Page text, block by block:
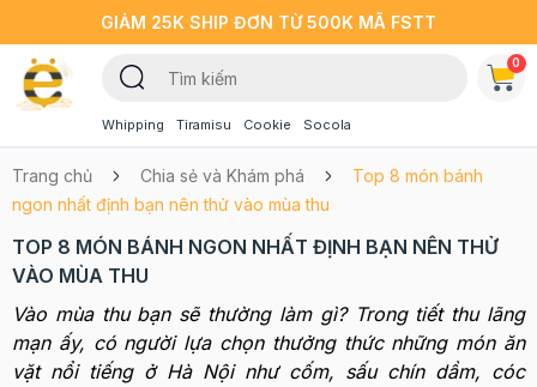
GIẢM 25K SHIP ĐƠN TỪ 500K MÃ FSTT
Whipping Tiramisu Cookie Socola
0
Trang chủ Chia sẻ và Khám phá
Top 8 món bánh
ngon nhất định bạn nên thử vào mùa thu
TOP 8 MÓN BÁNH NGON NHẤT ĐỊNH BẠN NÊN THỬ
VÀO MÙA THU
Vào mùa thu bạn sẽ thường làm gì? Trong tiết thu lãng
mạn ấy, có người lựa chọn thưởng thức những món ăn
vặt nổi tiếng ở Hà Nội như cốm, sấu chín dầm, cóc